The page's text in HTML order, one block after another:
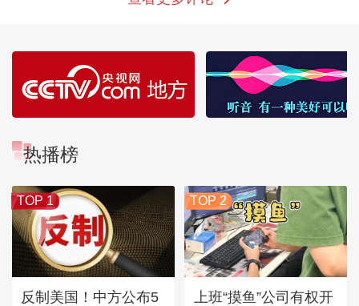
热播榜
TOP 1
反制美国！中方公布5
TOP 2
上班“摸鱼”公司有权开